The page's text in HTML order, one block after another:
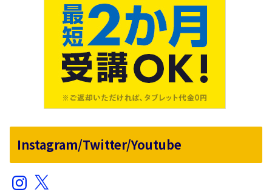
Instagram/Twitter/Youtube
Instagram
X